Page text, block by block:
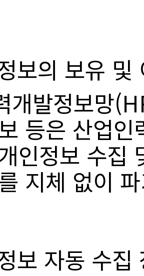
보의 보유
개발정보망
등은 산업
인정보 수집
지체 없이
보 자동 수